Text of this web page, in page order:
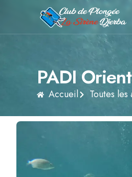
PADI
Accueil Toutes les